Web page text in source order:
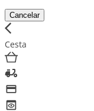
Cancelar
Cesta